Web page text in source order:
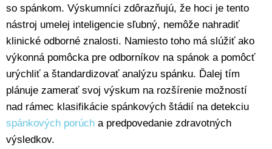
so spánkom. Výskumníci zdôrazňujú, že hoci je tento
nástroj umelej inteligencie sľubný, nemôže nahradiť
klinické odborné znalosti. Namiesto toho má slúžiť ako
výkonná pomôcka pre odborníkov na spánok a pomôcť
urýchliť a štandardizovať analýzu spánku. Ďalej tím
plánuje zamerať svoj výskum na rozšírenie možností
nad rámec klasifikácie spánkových štádií na detekciu
spánkových porúch a predpovedanie zdravotných
výsledkov.